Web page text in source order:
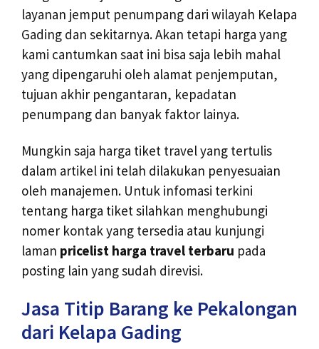
layanan jemput penumpang dari wilayah Kelapa
Gading dan sekitarnya. Akan tetapi harga yang
kami cantumkan saat ini bisa saja lebih mahal
yang dipengaruhi oleh alamat penjemputan,
tujuan akhir pengantaran, kepadatan
penumpang dan banyak faktor lainya.
Mungkin saja harga tiket travel yang tertulis
dalam artikel ini telah dilakukan penyesuaian
oleh manajemen. Untuk infomasi terkini
tentang harga tiket silahkan menghubungi
nomer kontak yang tersedia atau kunjungi
laman pricelist harga travel terbaru pada
posting lain yang sudah direvisi.
Jasa Titip Barang ke Pekalongan
dari Kelapa Gading